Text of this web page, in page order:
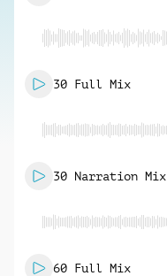
30 Full Mix
30 Narration Mix
60 Full Mix